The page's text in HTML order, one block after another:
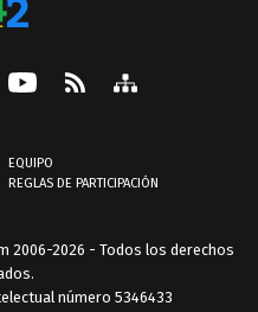
EQUIPO
REGLAS DE PARTICIPACIÓN
2006-2026 - Todos los derechos
número 5346433